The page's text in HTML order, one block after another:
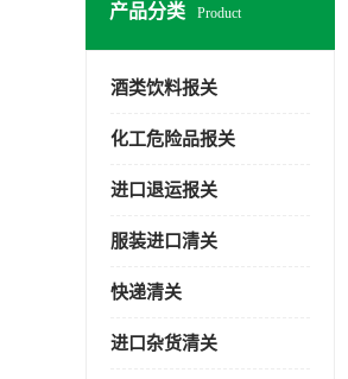
产品分类 Product
酒类饮料报关
化工危险品报关
进口退运报关
服装进口清关
快递清关
进口杂货清关